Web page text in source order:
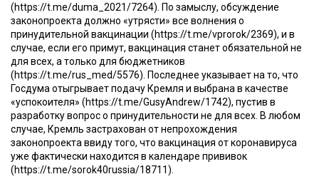
Мурзилка
(https://t.me/duma_2021/7264). По замыслу, обсуждение
законопроекта должно «утрясти» все волнения о
принудительной вакцинации (https://t.me/vprorok/2369), и в
случае, если его примут, вакцинация станет обязательной не
для всех, а только для бюджетников
(https://t.me/rus_med/5576). Последнее указывает на то, что
Госдума отыгрывает подачу Кремля и выбрана в качестве
«успокоителя» (https://t.me/GusyAndrew/1742), пустив в
разработку вопрос о принудительности не для всех. В любом
случае, Кремль застрахован от непрохождения
законопроекта ввиду того, что вакцинация от коронавируса
уже фактически находится в календаре прививок
(https://t.me/sorok40russia/18711).